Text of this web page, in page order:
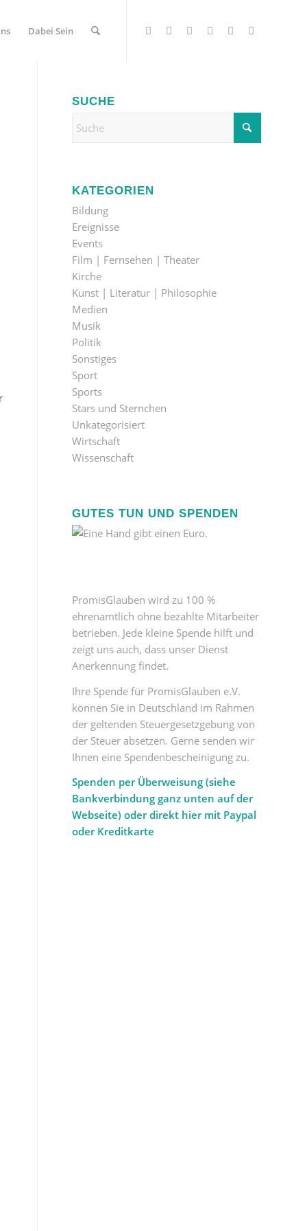
Dabei Sein
SUCHE
KATEGORIEN
Bildung
Ereignisse
Events
Film | Fernsehen | Theater
Kirche
Kunst | Literatur | Philosophie
Medien
Musik
Politik
Sonstiges
Sport
Sports
Stars und Sternchen
Unkategorisiert
Wirtschaft
Wissenschaft
GUTES TUN UND SPENDEN
PromisGlauben wird zu 100 %
ehrenamtlich ohne bezahlte Mitarbeiter
betrieben. Jede kleine Spende hilft und
zeigt uns auch, dass unser Dienst
Anerkennung findet.
Ihre Spende für PromisGlauben e.V.
können Sie in Deutschland im Rahmen
der geltenden Steuergesetzgebung von
der Steuer absetzen. Gerne senden wir
Ihnen eine Spendenbescheinigung zu.
Spenden per Überweisung (siehe
Bankverbindung ganz unten auf der
Webseite) oder direkt hier mit Paypal
oder Kreditkarte